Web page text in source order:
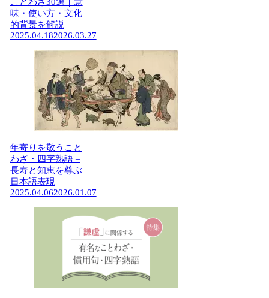
ことわざ30選｜意
味・使い方・文化
的背景を解説
2025.04.182026.03.27
年寄りを敬うこと
わざ・四字熟語 –
長寿と知恵を尊ぶ
日本語表現
2025.04.062026.01.07